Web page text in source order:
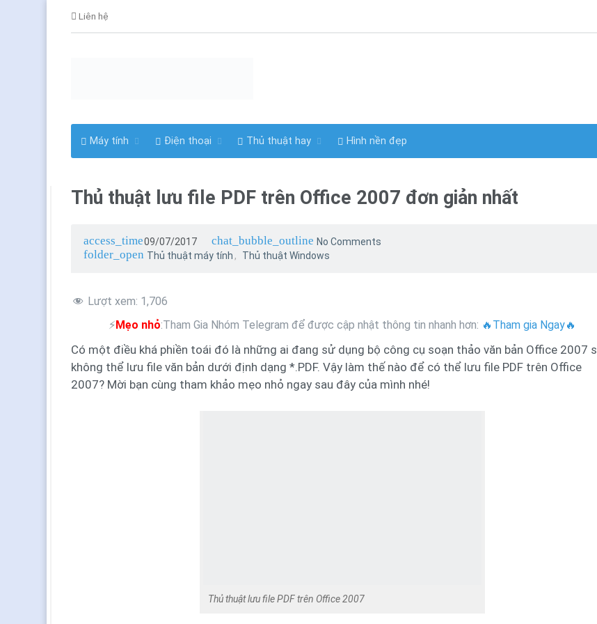
Liên hệ
Máy tính Điện thoại Thủ thuật hay Hình nền đẹp
Thủ thuật lưu file PDF trên Office 2007 đơn giản nhất
access_time 09/07/2017 chat_bubble_outline
folder_open Thủ thuật máy tính
Lượt xem:
1,706
Mẹo nhỏ :Tham Gia Nhóm Telegram để được cập nhật thông tin nhanh hơn: 🔥Tham gia Ngay🔥
Có một điều khá phiền toái đó là những ai đang sử dụng bộ công cụ soạn thảo văn bản Office 2007 sẽ
không thể lưu file văn bản dưới định dạng *.PDF. Vậy làm thế nào để có thể lưu file PDF trên Office
2007? Mời bạn cùng tham khảo mẹo nhỏ ngay sau đây của mình nhé!